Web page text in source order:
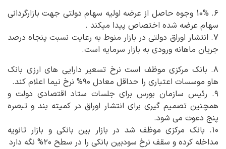
۶. 10% وجوه حاصل از عرضه اولیه سهام دولتی جهت بازارگردانی
سهام عرضه شده اختصاص پیدا میکند .
۷. انتشار اوراق دولتی در بازار منوط به رعایت نسبت پنجاه درصد
جریان ماهانه ورودی به بازار سرمایه است.
۸. بانک مرکزی موظف است نرخ تسعیر دارایی های ارزی بانک
هاو موسسات اعتباری را حداقل معادل ۹۰% نرخ نیما اعلام کند.
۹. رئیس سازمان بورس برای جلسات ستاد اقتصادی دولت و
همچنین تصمیم گیری برای انتشار اوراق در کمیته بند و تبصره
پنج دعوت می شود.
۱۰. بانک مرکزی موظف شد در بازار بین بانکی و بازار ثانویه
مداخله کرده و سقف نرخ سودبین بانکی را در سطح ۲۰% نگه دارد